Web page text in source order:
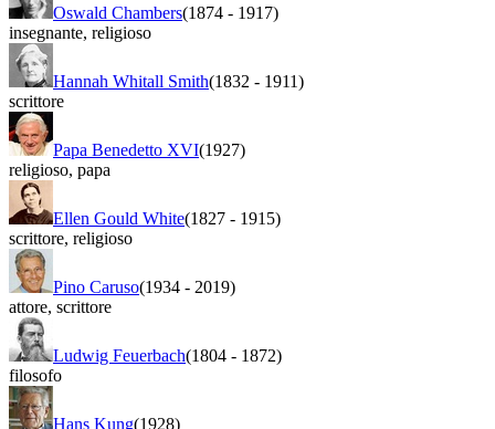
Oswald Chambers(1874 - 1917)
insegnante, religioso
Hannah Whitall Smith(1832 - 1911)
scrittore
Papa Benedetto XVI(1927)
religioso, papa
Ellen Gould White(1827 - 1915)
scrittore, religioso
Pino Caruso(1934 - 2019)
attore, scrittore
Ludwig Feuerbach(1804 - 1872)
filosofo
Hans Kung(1928)